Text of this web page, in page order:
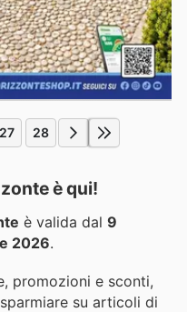
27 28
è qui!
è valida dal 9
2026.
promozioni e sconti,
su articoli di